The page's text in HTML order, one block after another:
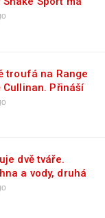
troufá na Range
Cullinan. Přináší
dvě tváře.
a vody, druhá